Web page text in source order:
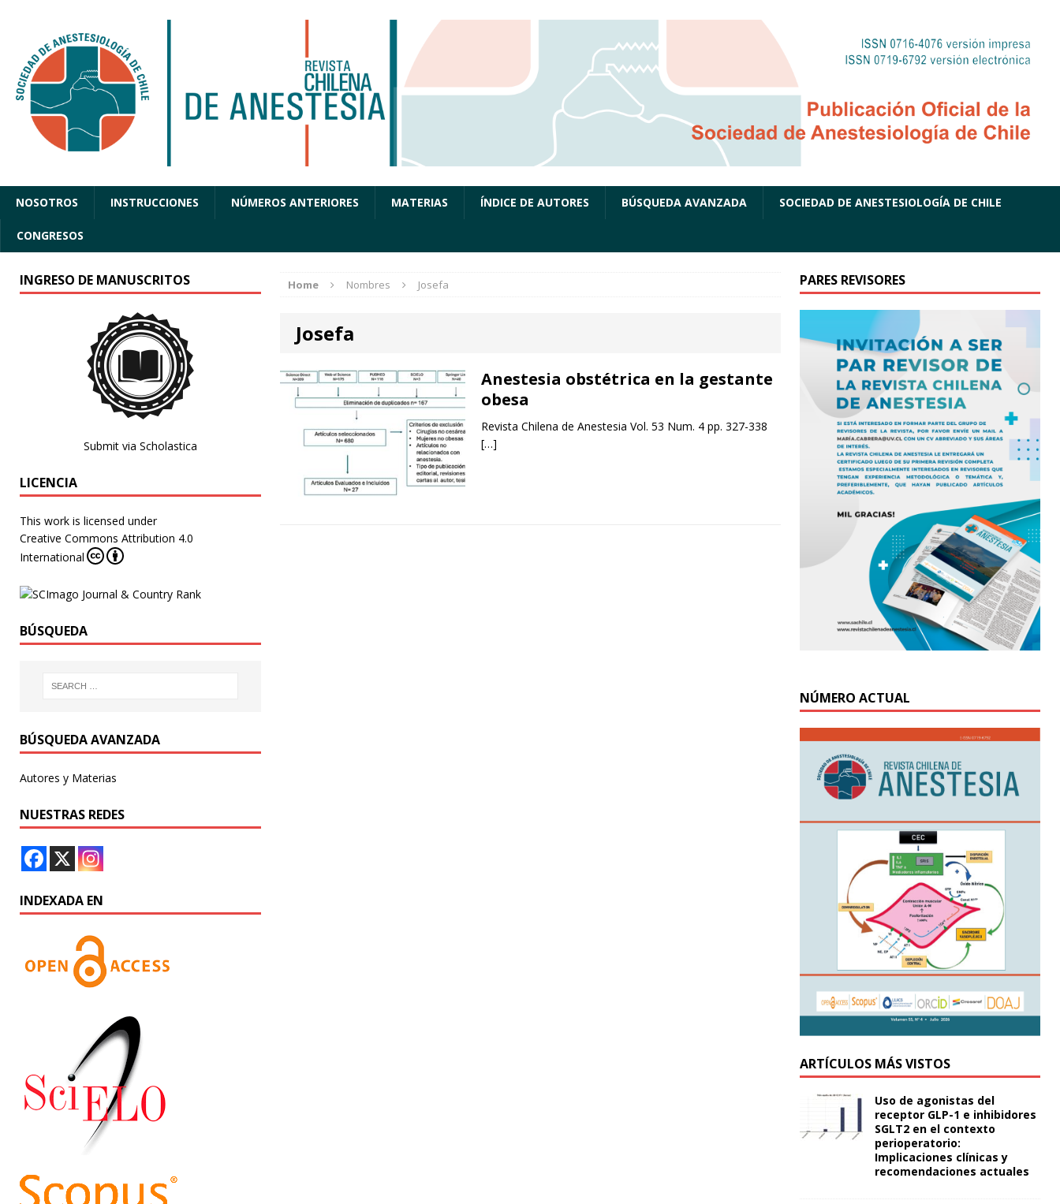
NOSOTROS INSTRUCCIONES NÚMEROS ANTERIORES MATERIAS ÍNDICE DE AUTORES BÚSQUEDA AVANZADA SOCIEDAD DE ANESTESIOLOGÍA DE CHILE
CONGRESOS
Home Nombres Josefa
Josefa
Anestesia obstétrica en la gestante
obesa
Revista Chilena de Anestesia Vol. 53 Num. 4 pp. 327-338
[…]
INGRESO DE MANUSCRITOS
Submit via Scholastica
LICENCIA
This work is licensed under
Creative Commons Attribution 4.0
International
BÚSQUEDA
BÚSQUEDA AVANZADA
Autores y Materias
NUESTRAS REDES
INDEXADA EN
PARES REVISORES
NÚMERO ACTUAL
ARTÍCULOS MÁS VISTOS
Uso de agonistas del
receptor GLP-1 e inhibidores
SGLT2 en el contexto
perioperatorio:
Implicaciones clínicas y
recomendaciones actuales